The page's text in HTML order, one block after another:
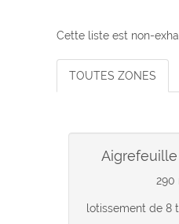
Cette liste est non-
TOUTES ZONES
290
lotissement de 8